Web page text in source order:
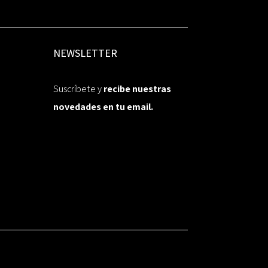
NEWSLETTER
Suscríbete yrecibe nuestras
novedades en tu email.